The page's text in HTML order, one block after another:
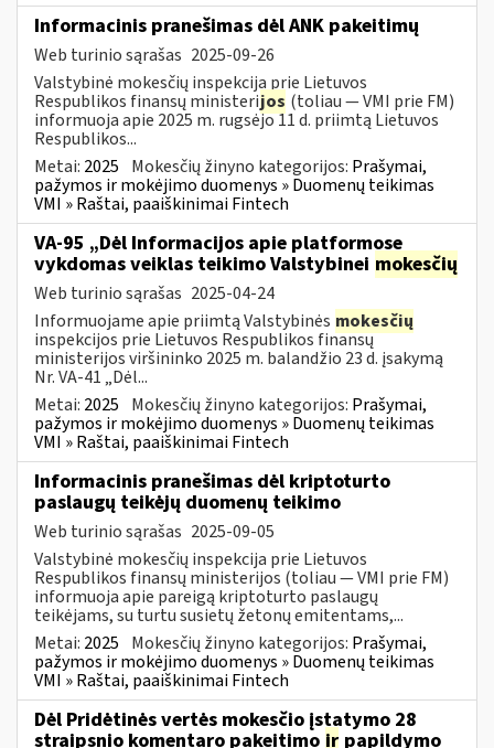
Informacinis pranešimas dėl ANK pakeitimų
Web turinio sąrašas 2025-09-26
Valstybinė mokesčių inspekcija prie Lietuvos
Respublikos finansų ministerijos (toliau — VMI prie FM)
informuoja apie 2025 m. rugsėjo 11 d. priimtą Lietuvos
Respublikos...
Metai: 2025 Mokesčių žinyno kategorijos: Prašymai,
pažymos ir mokėjimo duomenys » Duomenų teikimas
VMI » Raštai, paaiškinimai Fintech
VA-95 „Dėl Informacijos apie platformose
vykdomas veiklas teikimo Valstybinei mokesčių
Web turinio sąrašas 2025-04-24
Informuojame apie priimtą Valstybinės mokesčių
inspekcijos prie Lietuvos Respublikos finansų
ministerijos viršininko 2025 m. balandžio 23 d. įsakymą
Nr. VA-41 „Dėl...
Metai: 2025 Mokesčių žinyno kategorijos: Prašymai,
pažymos ir mokėjimo duomenys » Duomenų teikimas
VMI » Raštai, paaiškinimai Fintech
Informacinis pranešimas dėl kriptoturto
paslaugų teikėjų duomenų teikimo
Web turinio sąrašas 2025-09-05
Valstybinė mokesčių inspekcija prie Lietuvos
Respublikos finansų ministerijos (toliau — VMI prie FM)
informuoja apie pareigą kriptoturto paslaugų
teikėjams, su turtu susietų žetonų emitentams,...
Metai: 2025 Mokesčių žinyno kategorijos: Prašymai,
pažymos ir mokėjimo duomenys » Duomenų teikimas
VMI » Raštai, paaiškinimai Fintech
Dėl Pridėtinės vertės mokesčio įstatymo 28
straipsnio komentaro pakeitimo ir papildymo